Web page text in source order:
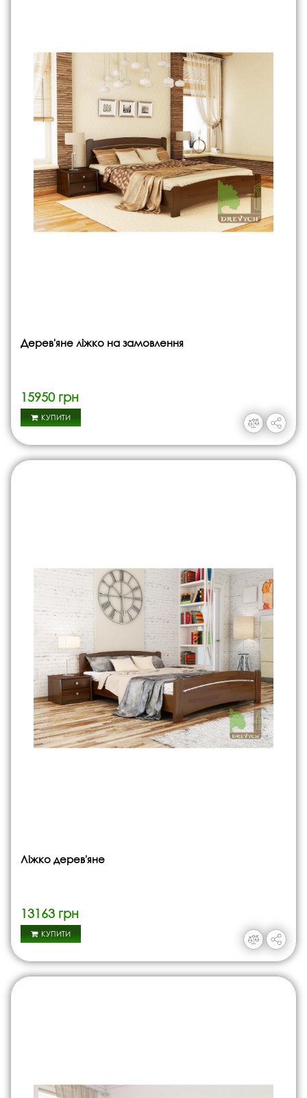
Дерев'яне ліжко на замовлення
15950 грн
КУПИТИ
Ліжко дерев'яне
13163 грн
КУПИТИ